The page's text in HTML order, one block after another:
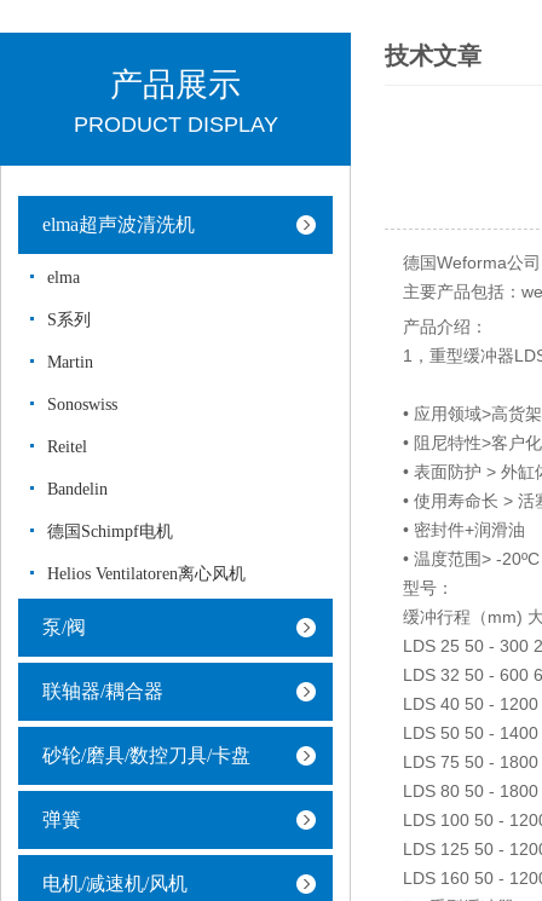
产品展示
PRODUCT DISPLAY
elma超声波清洗机
elma
S系列
Martin
Sonoswiss
Reitel
Bandelin
德国Schimpf电机
Helios Ventilatoren离心风机
泵/阀
联轴器/耦合器
砂轮/磨具/数控刀具/卡盘
弹簧
电机/减速机/风机
技术文章
德国Weforma公
主要产品包括：
产品介绍：
1，重型缓冲器
• 应用领域>高货
• 阻尼特性>客户
• 表面防护 > 外缸
• 使用寿命长 >
• 密封件+润滑油
• 温度范围> -
型号：
缓冲行程（mm)
LDS 25 50 - 300
LDS 32 50 - 600
LDS 40 50 -
LDS 50 50 -
LDS 75 50 -
LDS 80 50 -
LDS 100 50 -
LDS 125 50 -
LDS 160 50 -